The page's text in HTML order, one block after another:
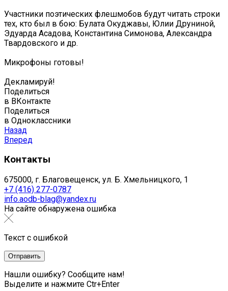
Участники поэтических флешмобов будут читать строки
тех, кто был в бою: Булата Окуджавы, Юлии Друниной,
Эдуарда Асадова, Константина Симонова, Александра
Твардовского и др.
Микрофоны готовы!
Декламируй!
Поделиться
в ВКонтакте
Поделиться
в Одноклассники
Назад
Вперед
Контакты
675000, г. Благовещенск, ул. Б. Хмельницкого, 1
+7 (416) 277-0787
info.aodb-blag@yandex.ru
На сайте обнаружена ошибка
Текст с ошибкой
Нашли ошибку? Сообщите нам!
Выделите и нажмите Ctr+Enter